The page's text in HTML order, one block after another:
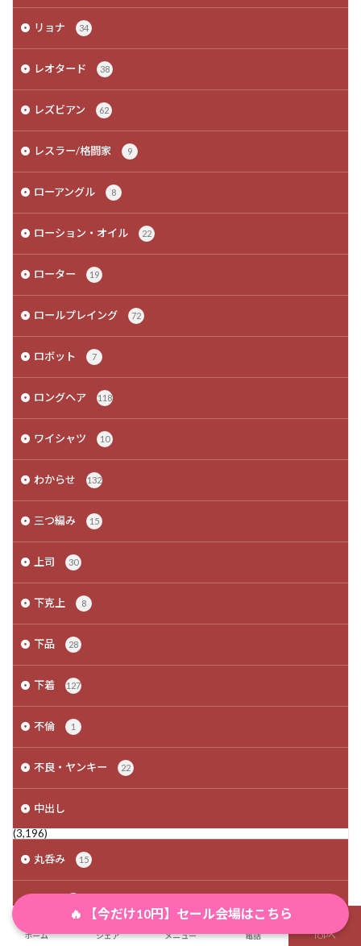
リョナ 34
レオタード 38
レズビアン 62
レスラー/格闘家 9
ローアングル 8
ローション・オイル 22
ローター 19
ロールプレイング 72
ロボット 7
ロングヘア 118
ワイシャツ 10
わからせ 132
三つ編み 15
上司 30
下克上 8
下品 28
下着 127
不倫 1
不良・ヤンキー 22
中出し
(3,196)
丸呑み
15
主観視点 22
ホーム シェア メニュー 電話 TOPへ
🔥 【今だけ10円】セール会場はこちら